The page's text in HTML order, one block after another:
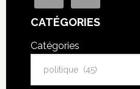
CATÉGORIES
Catégories